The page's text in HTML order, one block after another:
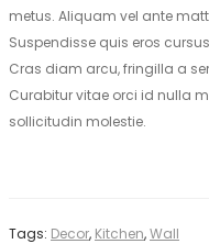
metus. Aliquam vel ante
Suspendisse quis eros
Cras diam arcu, fringilla a
Curabitur vitae orci id nulla
sollicitudin molestie.
Tags: Decor, Kitchen,Wall